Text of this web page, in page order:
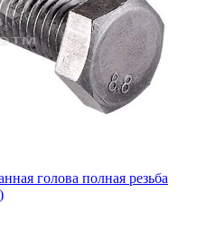
голова полная резьба